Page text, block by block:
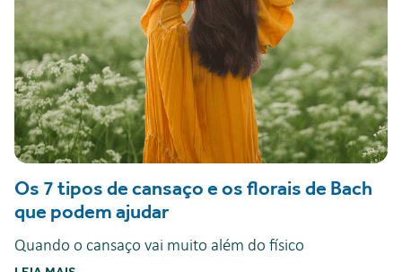
Os 7 tipos de cansaço e os florais de Bach
que podem ajudar
Quando o cansaço vai muito além do físico